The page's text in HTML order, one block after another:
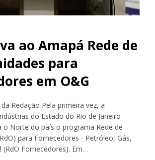
ao Amapá Rede de
para
em O&G
Redação Pela primeira vez, a
do Estado do Rio de Janeiro
o Norte do país o programa Rede de
para Fornecedores - Petróleo, Gás,
(RdO Fornecedores). Em…